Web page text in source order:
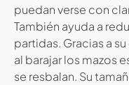
puedan verse con
También ayuda a
partidas. Gracias a
al barajar los mazos
se resbalan. Su